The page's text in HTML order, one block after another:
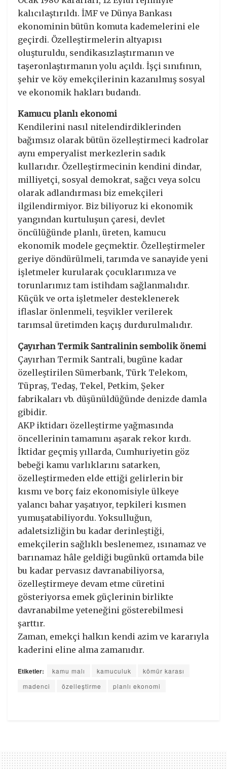
kalıcılaştırıldı. İMF ve Dünya Bankası
ekonominin bütün komuta kademelerini ele
geçirdi. Özelleştirmelerin altyapısı
oluşturuldu, sendikasızlaştırmanın ve
taşeronlaştırmanın yolu açıldı. İşçi sınıfının,
şehir ve köy emekçilerinin kazanılmış sosyal
ve ekonomik hakları budandı.
Kamucu planlı ekonomi
Kendilerini nasıl nitelendirdiklerinden
bağımsız olarak bütün özelleştirmeci kadrolar
aynı emperyalist merkezlerin sadık
kullarıdır. Özelleştirmecinin kendini dindar,
milliyetçi, sosyal demokrat, sağcı veya solcu
olarak adlandırması biz emekçileri
ilgilendirmiyor. Biz biliyoruz ki ekonomik
yangından kurtuluşun çaresi, devlet
öncülüğünde planlı, üreten, kamucu
ekonomik modele geçmektir. Özelleştirmeler
geriye döndürülmeli, tarımda ve sanayide yeni
işletmeler kurularak çocuklarımıza ve
torunlarımız tam istihdam sağlanmalıdır.
Küçük ve orta işletmeler desteklenerek
iflaslar önlenmeli, teşvikler verilerek
tarımsal üretimden kaçış durdurulmalıdır.
Çayırhan Termik Santralinin sembolik önemi
Çayırhan Termik Santrali, bugüne kadar
özelleştirilen Sümerbank, Türk Telekom,
Tüpraş, Tedaş, Tekel, Petkim, Şeker
fabrikaları vb. düşünüldüğünde denizde damla
gibidir.
AKP iktidarı özelleştirme yağmasında
öncellerinin tamamını aşarak rekor kırdı.
İktidar geçmiş yıllarda, Cumhuriyetin göz
bebeği kamu varlıklarını satarken,
özelleştirmeden elde ettiği gelirlerin bir
kısmı ve borç faiz ekonomisiyle ülkeye
yalancı bahar yaşatıyor, tepkileri kısmen
yumuşatabiliyordu. Yoksulluğun,
adaletsizliğin bu kadar derinleştiği,
emekçilerin sağlıklı beslenemez, ısınamaz ve
barınamaz hâle geldiği bugünkü ortamda bile
bu kadar pervasız davranabiliyorsa,
özelleştirmeye devam etme cüretini
gösteriyorsa emek güçlerinin birlikte
davranabilme yeteneğini gösterebilmesi
şarttır.
Zaman, emekçi halkın kendi azim ve kararıyla
kaderini eline alma zamanıdır.
Etiketler: kamu malı kamuculuk
kömür karası
madenci
özelleştirme planlı ekonomi